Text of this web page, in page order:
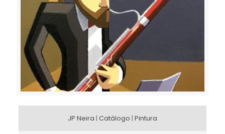
JP Neira | Catálogo | Pintura